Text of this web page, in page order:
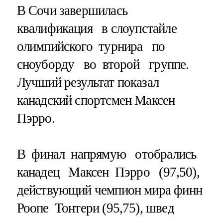
В Сочи завершилась
квалификация в слоупстайле
олимпийского турнира по
сноуборду во второй группе.
Лучший результат показал
канадский спортсмен Максен
Пэрро.
В финал напрямую отобрались
канадец Максен Пэрро (97,50),
действующий чемпион мира финн
Роопе Тонтери (95,75), швед